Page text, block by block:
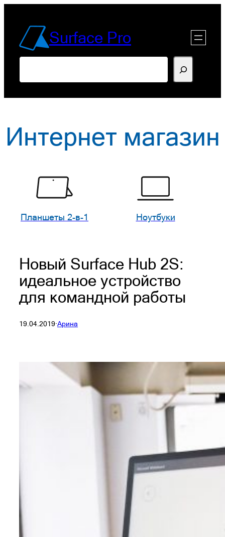
содержимомуSurface Pro
Интернет магазин
Планшеты 2-в-1 Ноутбуки
Новый Surface Hub 2S:
идеальное устройство
для командной работы
19.04.2019·Арина